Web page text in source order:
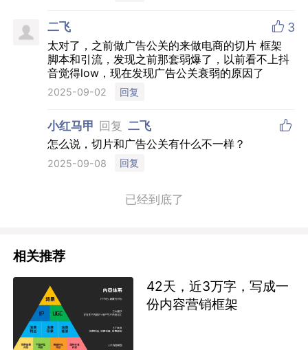
二飞  3
太对了，之前做广告公关的来做电商的切片 框架
脚本和引流，发现之前那套弱爆了，以前看不上抖
音觉得low，现在发现广告公关衰弱的原因了
2025-09-02 回复
小红马甲 回复 二飞 
怎么说，切片和广告公关有什么不一样？
2025-09-08 回复
已经到底了
相关推荐
42天，近3万字，写成一
份内容营销框架